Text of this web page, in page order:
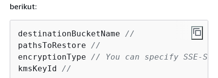
berikut:
destinationBucketName //
pathsToRestore //
encryptionType // You can specify SSE-
kmsKeyId //